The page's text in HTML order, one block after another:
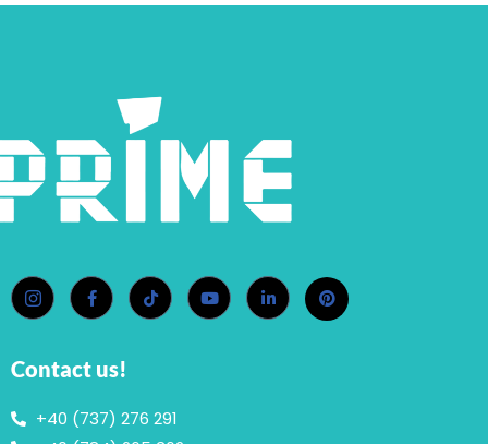
Contact us!
+40 (737) 276 291